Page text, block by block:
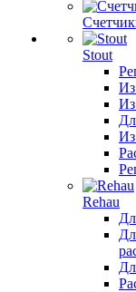
Stout
Из
Rehau